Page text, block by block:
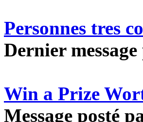
Personnes tres
Dernier
Win a Prize
Message posté